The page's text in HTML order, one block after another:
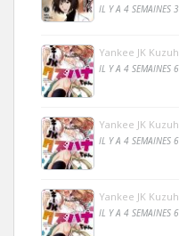
IL Y A 4 SEMAINES
Yankee JK
IL Y A 4 SEMAINES
Yankee JK
IL Y A 4 SEMAINES
Yankee JK
IL Y A 4 SEMAINES